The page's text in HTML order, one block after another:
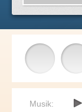
Musik: